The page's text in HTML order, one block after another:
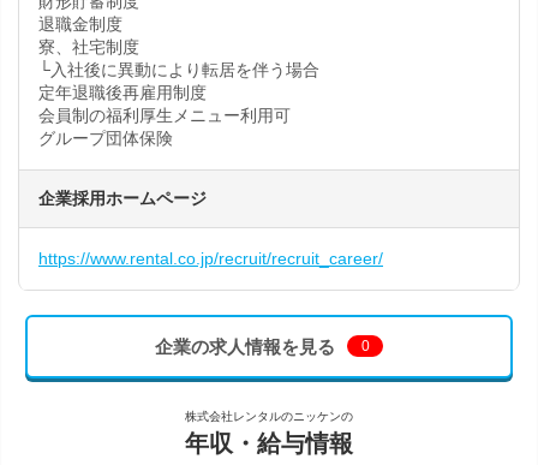
退職金制度
寮、社宅制度
└入社後に異動により転居を伴う場合
定年退職後再雇用制度
会員制の福利厚生メニュー利用可
グループ団体保険
企業採用ホームページ
https://www.rental.co.jp/recruit/recruit_career/
企業の求人情報を見る 0
株式会社レンタルのニッケンの
年収・給与情報